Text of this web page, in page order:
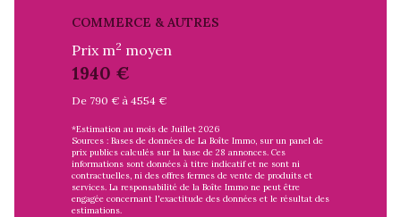
COMMERCE & AUTRES
Prix m2 moyen
1940 €
De 790 € à 4554 €
*Estimation au mois de Juillet 2026
Sources : Bases de données de La Boîte Immo, sur un panel de
prix publics calculés sur la base de 28 annonces. Ces
informations sont données à titre indicatif et ne sont ni
contractuelles, ni des offres fermes de vente de produits et
services. La responsabilité de la Boîte Immo ne peut être
engagée concernant l'exactitude des données et le résultat des
estimations.